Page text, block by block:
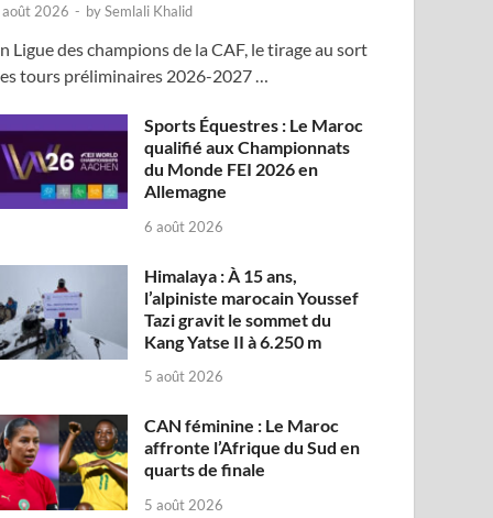
2026 - bySemlali Khalid
Ligue des champions de la CAF, le tirage au sort
tours préliminaires 2026-2027 …
Sports Équestres : Le Maroc
qualifié aux Championnats
du Monde FEI 2026 en
Allemagne
6 août 2026
Himalaya : À 15 ans,
l’alpiniste marocain Youssef
Tazi gravit le sommet du
Kang Yatse II à 6.250 m
5 août 2026
CAN féminine : Le Maroc
affronte l’Afrique du Sud en
quarts de finale
5 août 2026